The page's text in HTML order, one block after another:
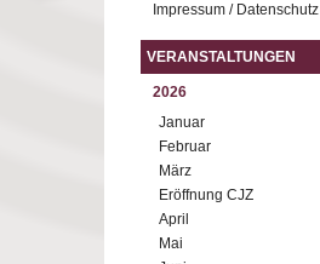
Impressum / Datenschutz
VERANSTALTUNGEN
2026
Januar
Februar
März
Eröffnung CJZ
April
Mai